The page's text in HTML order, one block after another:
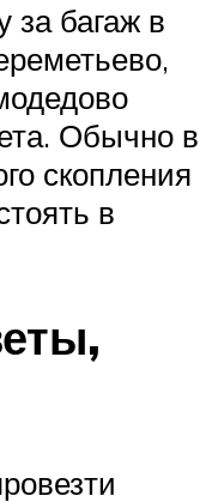
за багаж в
Обычно в
скопления
в